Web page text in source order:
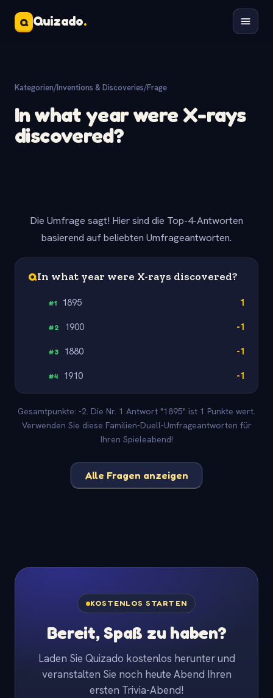
Q Quizado.
Kategorien/Inventions & Discoveries/Frage
In what year were X-rays
discovered?
Die Umfrage sagt! Hier sind die Top-4-Antworten
basierend auf beliebten Umfrageantworten.
QIn what year were X-rays discovered?
#1 1895 1
#2 1900 -1
#3 1880 -1
#4 1910 -1
Gesamtpunkte: -2. Die Nr. 1 Antwort "1895" ist 1 Punkte wert.
Verwenden Sie diese Familien-Duell-Umfrageantworten für
Ihren Spieleabend!
Alle Fragen anzeigen
KOSTENLOS STARTEN
Bereit, Spaß zu haben?
Laden Sie Quizado kostenlos herunter und
veranstalten Sie noch heute Abend Ihren
ersten Trivia-Abend!